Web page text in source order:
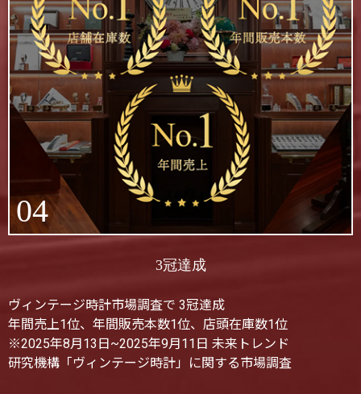
04
3冠達成
ヴィンテージ時計市場調査で 3冠達成
年間売上1位、年間販売本数1位、店頭在庫数1位
※2025年8月13日~2025年9月11日 未来トレンド
研究機構「ヴィンテージ時計」に関する市場調査